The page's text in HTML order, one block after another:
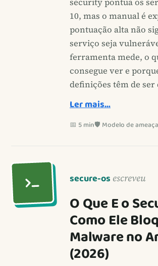
10, mas o manual é
pontuação alta não
serviço seja
ferramenta mede, o
consegue ver e
definições têm de ser
Ler mais…
📅 5 min🛡️ Modelo de ameaça
secure-os escreveu
O Que E o
Como Ele
Malware no
(2026)